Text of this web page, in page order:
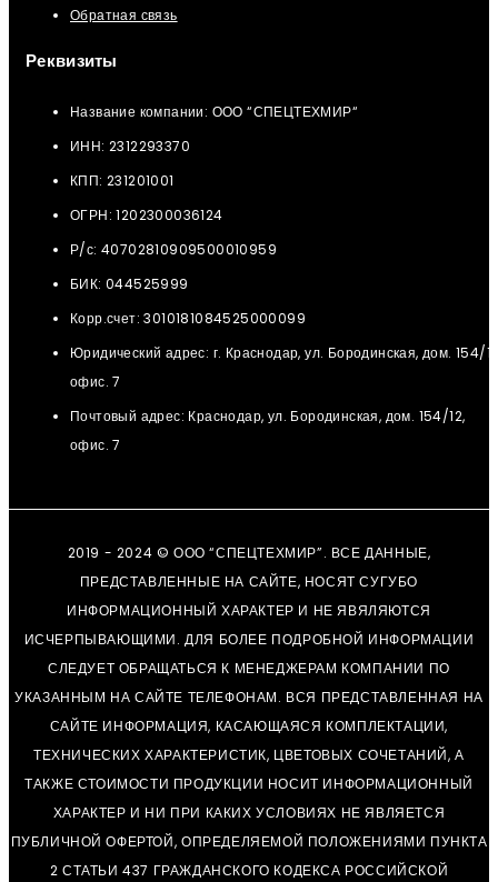
Обратная связь
Реквизиты
Название компании: ООО “СПЕЦТЕХМИР“
ИНН: 2312293370
КПП: 231201001
ОГРН: 1202300036124
Р/с: 40702810909500010959
БИК: 044525999
Корр.счет: 3010181084525000099
Юридический адрес: г. Краснодар, ул. Бородинская, дом. 154/
офис. 7
Почтовый адрес: Краснодар, ул. Бородинская, дом. 154/12,
офис. 7
2019 - 2024 © ООО “СПЕЦТЕХМИР”. ВСЕ ДАННЫЕ,
ПРЕДСТАВЛЕННЫЕ НА САЙТЕ, НОСЯТ СУГУБО
ИНФОРМАЦИОННЫЙ ХАРАКТЕР И НЕ ЯВЯЛЯЮТСЯ
ИСЧЕРПЫВАЮЩИМИ. ДЛЯ БОЛЕЕ ПОДРОБНОЙ ИНФОРМАЦИИ
СЛЕДУЕТ ОБРАЩАТЬСЯ К МЕНЕДЖЕРАМ КОМПАНИИ ПО
УКАЗАННЫМ НА САЙТЕ ТЕЛЕФОНАМ. ВСЯ ПРЕДСТАВЛЕННАЯ НА
САЙТЕ ИНФОРМАЦИЯ, КАСАЮЩАЯСЯ КОМПЛЕКТАЦИИ,
ТЕХНИЧЕСКИХ ХАРАКТЕРИСТИК, ЦВЕТОВЫХ СОЧЕТАНИЙ, А
ТАКЖЕ СТОИМОСТИ ПРОДУКЦИИ НОСИТ ИНФОРМАЦИОННЫЙ
ХАРАКТЕР И НИ ПРИ КАКИХ УСЛОВИЯХ НЕ ЯВЛЯЕТСЯ
ПУБЛИЧНОЙ ОФЕРТОЙ, ОПРЕДЕЛЯЕМОЙ ПОЛОЖЕНИЯМИ ПУНКТА
2 СТАТЬИ 437 ГРАЖДАНСКОГО КОДЕКСА РОССИЙСКОЙ